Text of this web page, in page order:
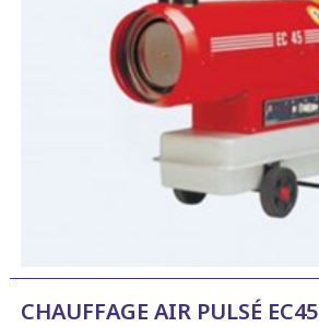
CHAUFFAGE AIR PULSÉ EC45